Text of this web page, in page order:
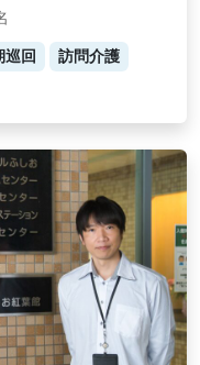
巡回
訪問介護